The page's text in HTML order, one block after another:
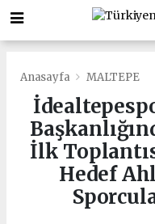
Anasayfa MALTEPE
İlk
Hedef